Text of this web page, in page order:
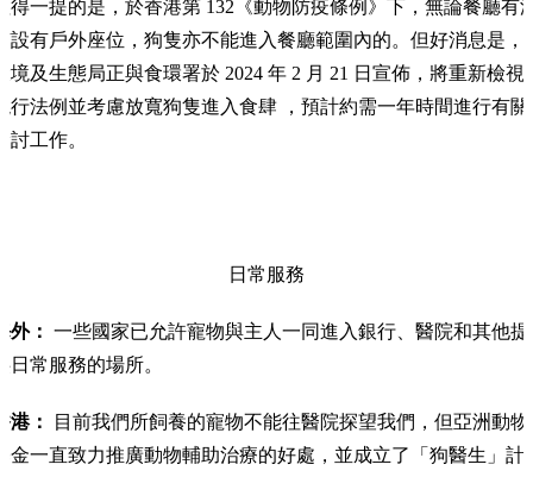
得一提的是，於香港第 132《動物防疫條例》下，無論餐廳有
設有戶外座位，狗隻亦不能進入餐廳範圍內的。但好消息是，
境及生態局正與食環署於 2024 年 2 月 21 日宣佈，將重新檢視
行法例並考慮放寬狗隻進入食肆 ，預計約需一年時間進行有關
討工作。
日常服務
外： 一些國家已允許寵物與主人一同進入銀行、醫院和其他提
日常服務的場所。
港：
目前我們所飼養的寵物不能往醫院探望我們，但亞洲動物
金一直致力推廣動物輔助治療的好處，並成立了「狗醫生」計